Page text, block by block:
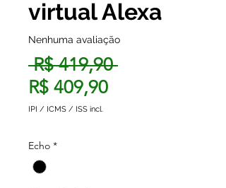
virtual Alexa
Nenhuma avaliação
R$ 419,90 Preço normal
R$ 409,90Preço
IPI / ICMS / ISS incl.
Echo *